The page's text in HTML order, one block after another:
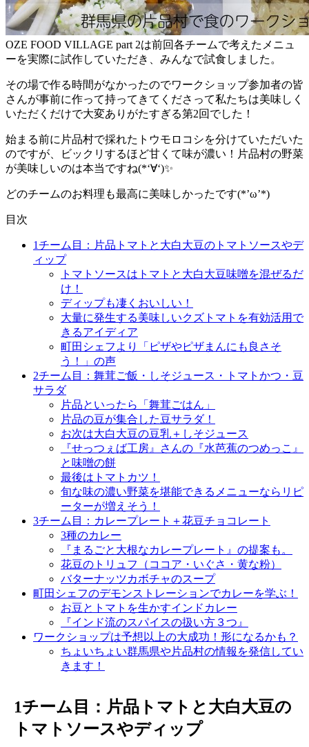
OZE FOOD VILLAGE part 2は前回各チームで考えたメニュ
ーを実際に試作していただき、みんなで試食しました。
その場で作る時間がなかったのでワークショップ参加者の皆
さんが事前に作って持ってきてくださって私たちは美味しく
いただくだけで大変ありがたすぎる第2回でした！
始まる前に片品村で採れたトウモロコシを分けていただいた
のですが、ビックリするほど甘くて味が濃い！片品村の野菜
が美味しいのは本当ですね(*‘∀‘)✨
どのチームのお料理も最高に美味しかったです(*’ω’*)
目次
1チーム目：片品トマトと大白大豆のトマトソースやデ
ィップ
トマトソースはトマトと大白大豆味噌を混ぜるだ
け！
ディップも凄くおいしい！
大量に発生する美味しいクズトマトを有効活用で
きるアイディア
町田シェフより「ピザやピザまんにも良さそ
う！」の声
2チーム目：舞茸ご飯・しそジュース・トマトかつ・豆
サラダ
片品といったら「舞茸ごはん」
片品の豆が集合した豆サラダ！
お次は大白大豆の豆乳＋しそジュース
『せっつぇば工房』さんの『水芭蕉のつめっこ』
と味噌の餅
最後はトマトカツ！
旬な味の濃い野菜を堪能できるメニューならリピ
ーターが増えそう！
3チーム目：カレープレート＋花豆チョコレート
3種のカレー
『まるごと大根なカレープレート』の提案も。
花豆のトリュフ（ココア・いぐさ・黄な粉）
バターナッツカボチャのスープ
町田シェフのデモンストレーションでカレーを学ぶ！
お豆とトマトを生かすインドカレー
『インド流のスパイスの扱い方３つ』
ワークショップは予想以上の大成功！形になるかも？
ちょいちょい群馬県や片品村の情報を発信してい
きます！
1チーム目：片品トマトと大白大豆の
トマトソースやディップ